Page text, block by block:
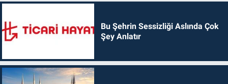
Bu Şehrin Sessizliği Aslında Çok
Şey Anlatır